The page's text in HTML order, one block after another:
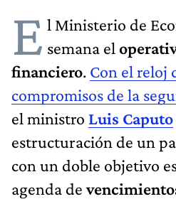
E l Ministerio de
semana el
financiero. Con el reloj
compromisos de la
el ministro Luis Caputo
estructuración de un
con un doble objetivo
agenda de